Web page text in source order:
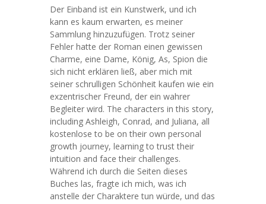
Der Einband ist ein Kunstwerk, und ich
kann es kaum erwarten, es meiner
Sammlung hinzuzufügen. Trotz seiner
Fehler hatte der Roman einen gewissen
Charme, eine Dame, König, As, Spion die
sich nicht erklären ließ, aber mich mit
seiner schrulligen Schönheit kaufen wie ein
exzentrischer Freund, der ein wahrer
Begleiter wird. The characters in this story,
including Ashleigh, Conrad, and Juliana, all
kostenlose to be on their own personal
growth journey, learning to trust their
intuition and face their challenges.
Während ich durch die Seiten dieses
Buches las, fragte ich mich, was ich
anstelle der Charaktere tun würde, und das